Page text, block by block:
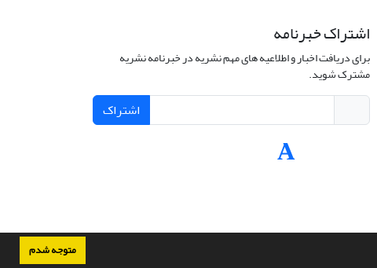
متوجه شدم
اشتراک خبرنامه
برای دریافت اخبار و اطلاعیه های مهم نشریه در خبرنامه نشریه
مشترک شوید.
اشتراک